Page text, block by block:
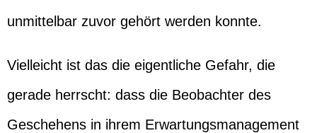
unmittelbar zuvor gehört werden konnte.
Vielleicht ist das die eigentliche Gefahr, die
gerade herrscht: dass die Beobachter des
Geschehens in ihrem Erwartungsmanagement